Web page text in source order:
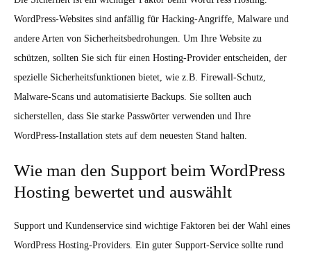
WordPress-Websites sind anfällig für Hacking-Angriffe, Malware und
andere Arten von Sicherheitsbedrohungen. Um Ihre Website zu
schützen, sollten Sie sich für einen Hosting-Provider entscheiden, der
spezielle Sicherheitsfunktionen bietet, wie z.B. Firewall-Schutz,
Malware-Scans und automatisierte Backups. Sie sollten auch
sicherstellen, dass Sie starke Passwörter verwenden und Ihre
WordPress-Installation stets auf dem neuesten Stand halten.
Wie man den Support beim WordPress
Hosting bewertet und auswählt
Support und Kundenservice sind wichtige Faktoren bei der Wahl eines
WordPress Hosting-Providers. Ein guter Support-Service sollte rund